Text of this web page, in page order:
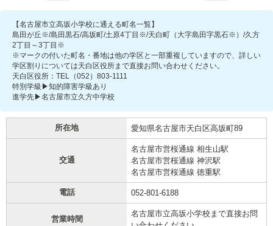
【名古屋市立高坂小学校に通える町名一覧】
島田が丘※/島田黒石/高坂町/土原4丁目※/天白町（大字島田字黒石※）/久方
2丁目～3丁目※
※マークの付いた町名・番地は他の学区と一部重複していますので、詳しい
学区割りについては天白区役所まで直接お問い合わせください。
天白区役所：TEL（052）803-1111
特別学級▶知的障害学級あり
進学先▶名古屋市立久方中学校
所在地 愛知県名古屋市天白区高坂町89
交通
名古屋市営桜通線 相生山駅
名古屋市営桜通線 神沢駅
名古屋市営桜通線 徳重駅
電話 052-801-6188
営業時間
名古屋市立高坂小学校まで直接お問